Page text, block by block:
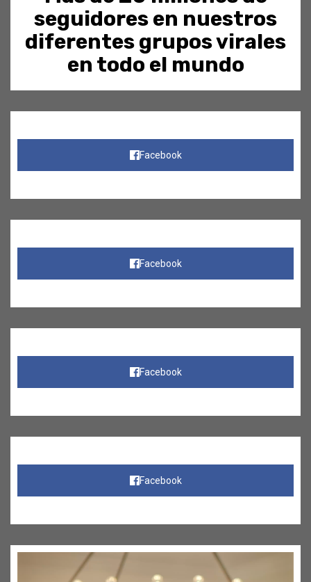
seguidores en nuestros
diferentes grupos virales
en todo el mundo
Facebook
Facebook
Facebook
Facebook